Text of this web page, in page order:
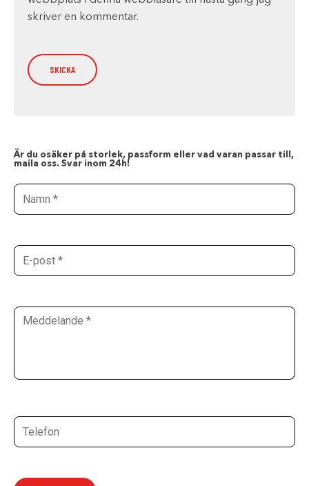
skriver en kommentar.
Är du osäker på storlek, passform eller vad varan passar till,
maila oss. Svar inom 24h!